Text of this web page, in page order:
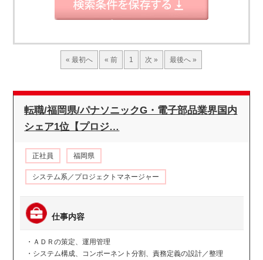
« 最初へ « 前 1 次 » 最後へ »
転職/福岡県/パナソニックG・電子部品業界国内
シェア1位【プロジ…
正社員 福岡県
システム系／プロジェクトマネージャー
仕事内容
・ＡＤＲの策定、運用管理
・システム構成、コンポーネント分割、責務定義の設計／整理